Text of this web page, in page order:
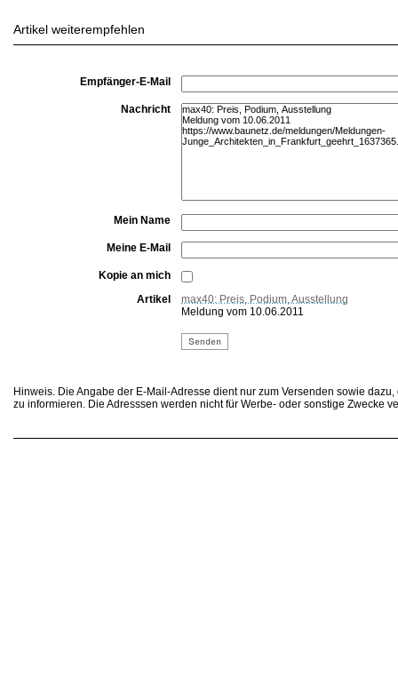
Artikel weiterempfehlen
Empfänger-E-Mail
Nachricht
Mein Name
Meine E-Mail
Kopie an mich
Artikel
max40: Preis, Podium, Ausstellung
Meldung vom 10.06.2011
Hinweis. Die Angabe der E-Mail-Adresse dient nur zum Versenden sowie
zu informieren. Die Adresssen werden nicht für Werbe- oder sonstige Zwecke